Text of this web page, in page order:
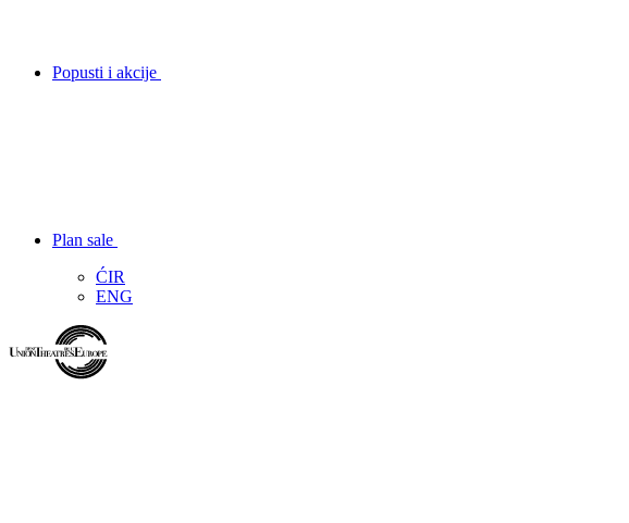
Popusti i akcije
Plan sale
ĆIR
ENG